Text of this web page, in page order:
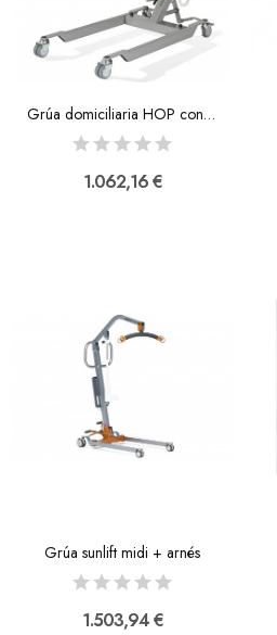
Grúa domiciliaria HOP con arnés
1.062,16 €
Grúa sunlift midi + arnés
1.503,94 €